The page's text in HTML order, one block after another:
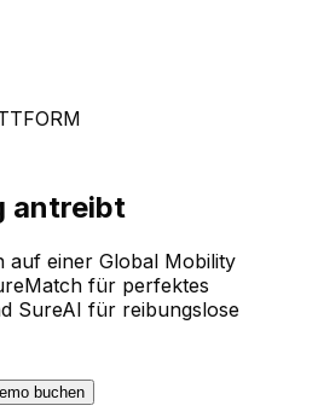
antreibt
auf einer Global Mobility
für perfektes
SureAI für reibungslose
buchen